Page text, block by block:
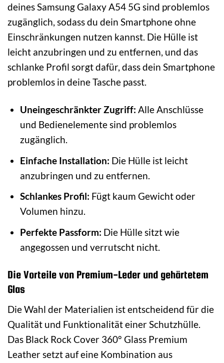
deines Samsung Galaxy A54 5G sind problemlos
zugänglich, sodass du dein Smartphone ohne
Einschränkungen nutzen kannst. Die Hülle ist
leicht anzubringen und zu entfernen, und das
schlanke Profil sorgt dafür, dass dein Smartphone
problemlos in deine Tasche passt.
Uneingeschränkter Zugriff: Alle Anschlüsse
und Bedienelemente sind problemlos
zugänglich.
Einfache Installation: Die Hülle ist leicht
anzubringen und zu entfernen.
Schlankes Profil: Fügt kaum Gewicht oder
Volumen hinzu.
Perfekte Passform: Die Hülle sitzt wie
angegossen und verrutscht nicht.
Die Vorteile von Premium-Leder und gehärtetem
Glas
Die Wahl der Materialien ist entscheidend für die
Qualität und Funktionalität einer Schutzhülle.
Das Black Rock Cover 360° Glass Premium
Leather setzt auf eine Kombination aus